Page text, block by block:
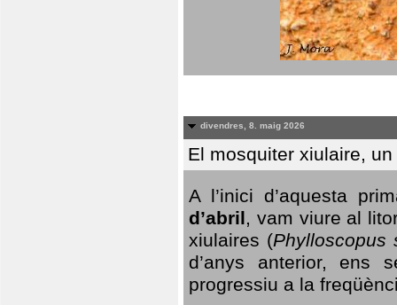
divendres, 8. maig 2026
El mosquiter xiulaire,
A l’inici d’aquesta
d’abril, vam viure al
xiulaires (Phylloscopus
d’anys anterior, ens
progressiu a la